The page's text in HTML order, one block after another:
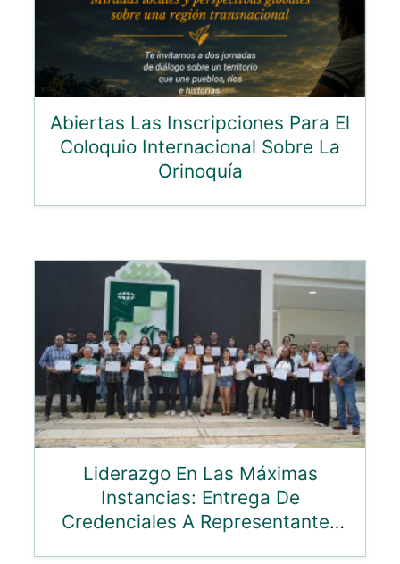
Abiertas Las Inscripciones Para El
Coloquio Internacional Sobre La
Orinoquía
Liderazgo En Las Máximas
Instancias: Entrega De
Credenciales A Representantes